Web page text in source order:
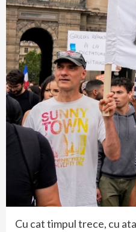
Cu cat timpul trece, cu